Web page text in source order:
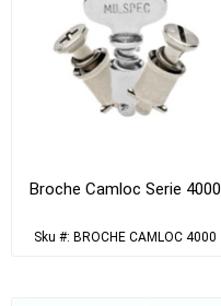
Broche Camloc Serie 4000
Sku #: BROCHE CAMLOC 4000